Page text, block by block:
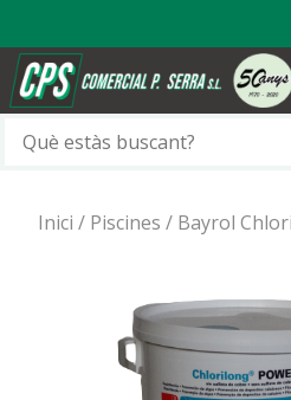
Inici / Piscines / Bayrol